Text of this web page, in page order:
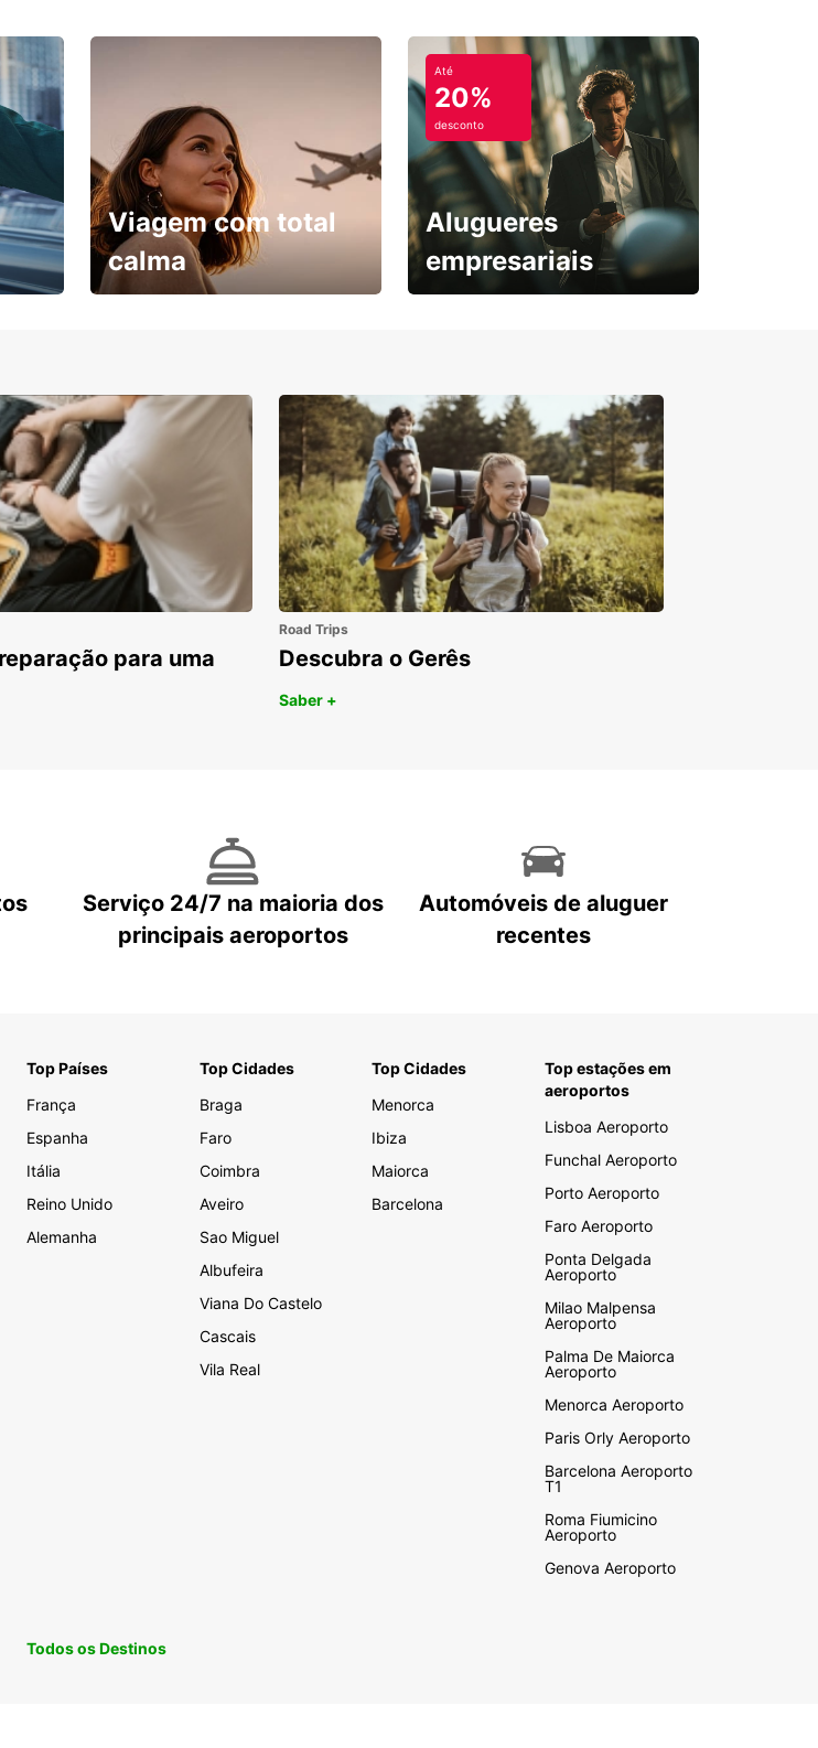
Viagem com total
calma
Até
20%
desconto
Alugueres
empresariais
para uma
Road Trips
Descubra o Gerês
Saber +
Serviço 24/7 na maioria dos
principais aeroportos
Automóveis de aluguer
recentes
Top Países
França
Espanha
Itália
Reino Unido
Alemanha
Top Cidades
Braga
Faro
Coimbra
Aveiro
Sao Miguel
Albufeira
Viana Do Castelo
Cascais
Vila Real
Top Cidades
Menorca
Ibiza
Maiorca
Barcelona
Top estações em
aeroportos
Lisboa Aeroporto
Funchal Aeroporto
Porto Aeroporto
Faro Aeroporto
Ponta Delgada
Aeroporto
Milao Malpensa
Aeroporto
Palma De Maiorca
Aeroporto
Menorca Aeroporto
Paris Orly Aeroporto
Barcelona Aeroporto
T1
Roma Fiumicino
Aeroporto
Genova Aeroporto
Todos os Destinos